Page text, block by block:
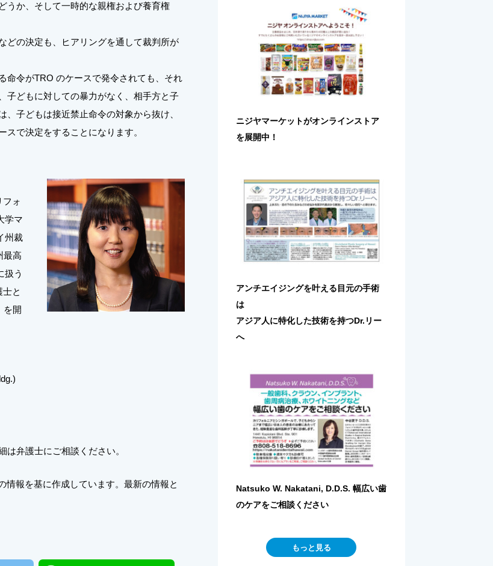
うか、そして一時的な親権および養育権
どの決定も、ヒアリングを通して裁判所が
令がTRO のケースで発令されても、それ
子どもに対しての暴力がなく、相手方と子
子どもは接近禁止命令の対象から抜け、
で決定をすることになります。
フォ
学マ
州裁
最高
扱う
と
を開
弁護士にご相談ください。
報を基に作成しています。最新の情報と
ニジヤマーケットがオンラインストア
を展開中！
アンチエイジングを叶える目元の手術
は
アジア人に特化した技術を持つDr.リー
へ
Natsuko W. Nakatani, D.D.S. 幅広い歯
のケアをご相談ください
もっと見る